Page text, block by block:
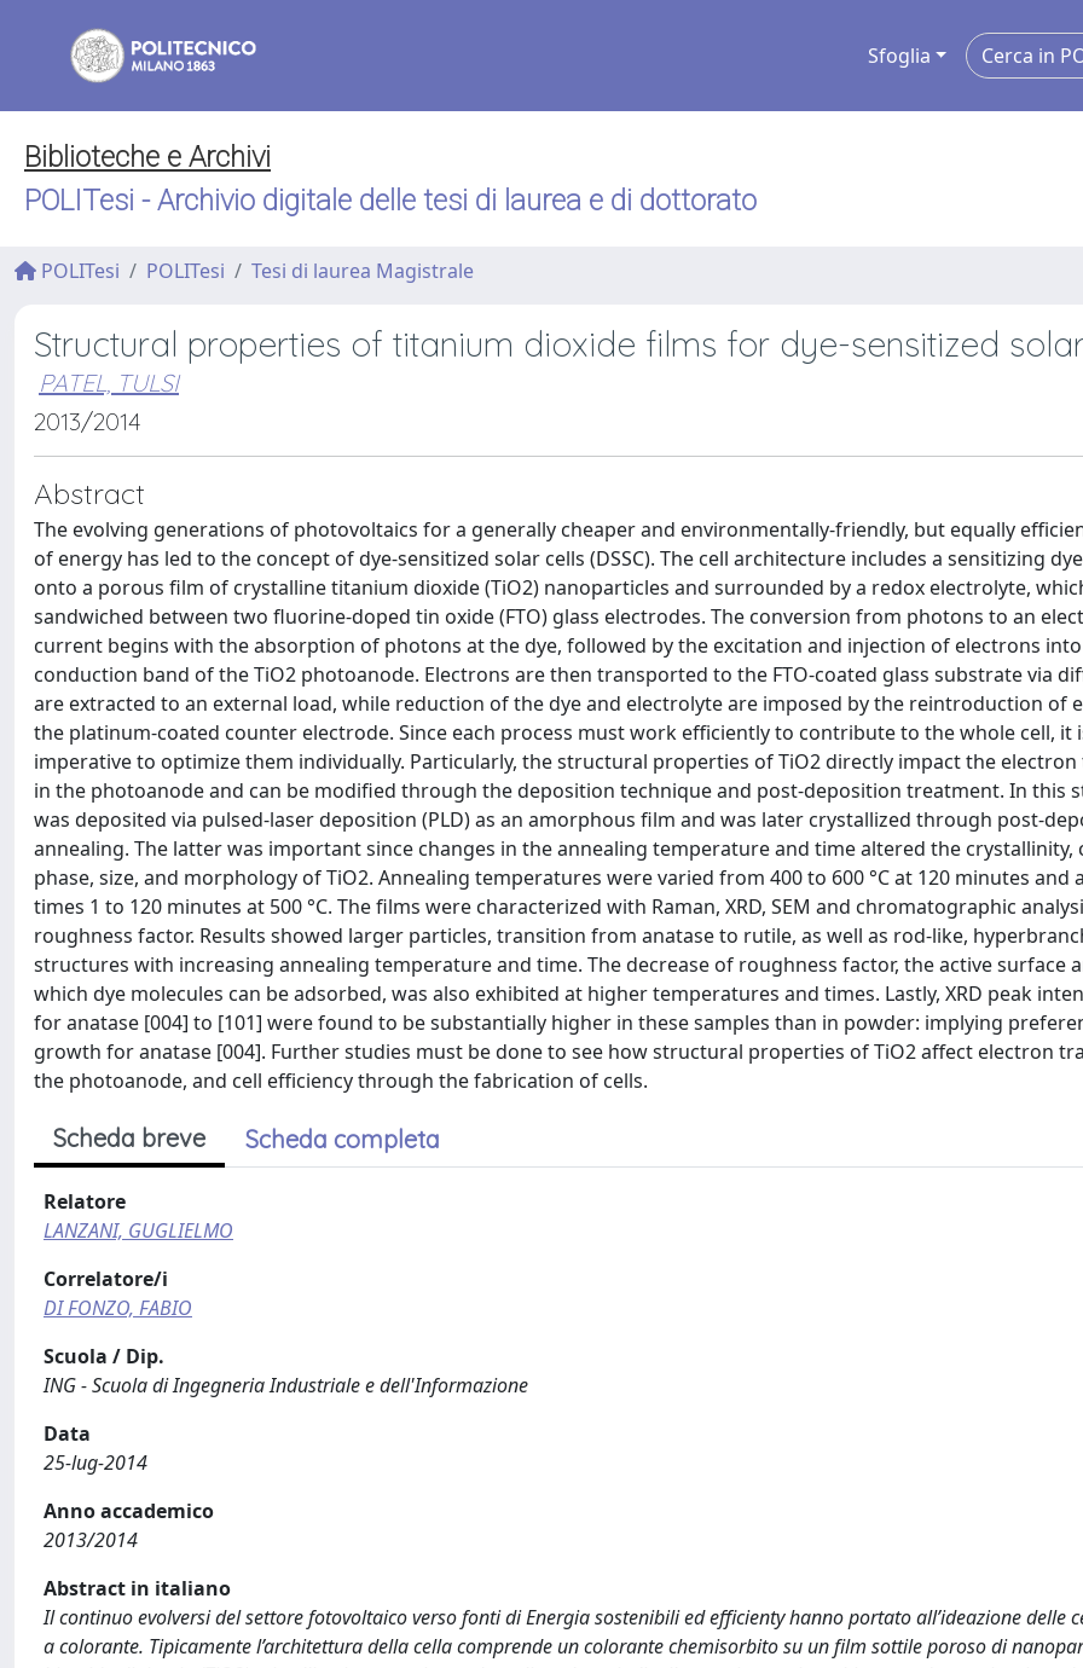
Sfoglia
Biblioteche e Archivi
POLITesi - Archivio digitale delle tesi di laurea e di dottorato
POLITesi POLITesi Tesi di laurea Magistrale
Structural properties of titanium dioxide films for dye-sensitized
PATEL, TULSI
2013/2014
Abstract
The evolving generations of photovoltaics for a generally cheaper and environmentally-friendly, but equally
of energy has led to the concept of dye-sensitized solar cells (DSSC). The cell architecture includes a sensitizing
onto a porous film of crystalline titanium dioxide (TiO2) nanoparticles and surrounded by a redox electrolyte,
sandwiched between two fluorine-doped tin oxide (FTO) glass electrodes. The conversion from photons to an
current begins with the absorption of photons at the dye, followed by the excitation and injection of electrons
conduction band of the TiO2 photoanode. Electrons are then transported to the FTO-coated glass substrate via
are extracted to an external load, while reduction of the dye and electrolyte are imposed by the reintroduction of
the platinum-coated counter electrode. Since each process must work efficiently to contribute to the whole cell, it
imperative to optimize them individually. Particularly, the structural properties of TiO2 directly impact the
in the photoanode and can be modified through the deposition technique and post-deposition treatment. In this
was deposited via pulsed-laser deposition (PLD) as an amorphous film and was later crystallized through post-
annealing. The latter was important since changes in the annealing temperature and time altered the crystallinity,
phase, size, and morphology of TiO2. Annealing temperatures were varied from 400 to 600 °C at 120 minutes and
times 1 to 120 minutes at 500 °C. The films were characterized with Raman, XRD, SEM and chromatographic
roughness factor. Results showed larger particles, transition from anatase to rutile, as well as rod-like,
structures with increasing annealing temperature and time. The decrease of roughness factor, the active surface
which dye molecules can be adsorbed, was also exhibited at higher temperatures and times. Lastly, XRD peak
for anatase [004] to [101] were found to be substantially higher in these samples than in powder: implying
growth for anatase [004]. Further studies must be done to see how structural properties of TiO2 affect electron
the photoanode, and cell efficiency through the fabrication of cells.
Scheda breve Scheda completa
Relatore
LANZANI, GUGLIELMO
Correlatore/i
DI FONZO, FABIO
Scuola / Dip.
ING - Scuola di Ingegneria Industriale e dell'Informazione
Data
25-lug-2014
Anno accademico
2013/2014
Abstract in italiano
Il continuo evolversi del settore fotovoltaico verso fonti di Energia sostenibili ed efficienty hanno portato all’ideazione delle
a colorante. Tipicamente l’architettura della cella comprende un colorante chemisorbito su un film sottile poroso di